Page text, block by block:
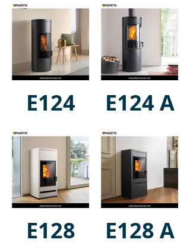
E124 E124 A
E128 E128 A